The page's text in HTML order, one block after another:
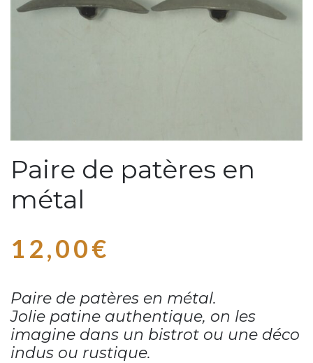
Paire de patères en
métal
12,00€
Paire de patères en métal.
Jolie patine authentique, on les
imagine dans un bistrot ou une déco
indus ou rustique.